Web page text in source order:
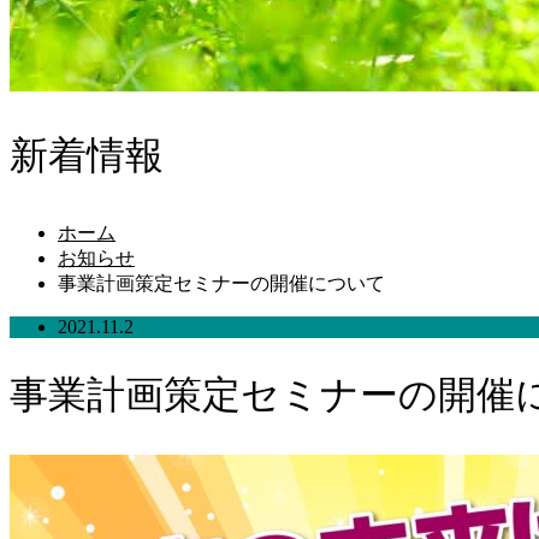
新着情報
ホーム
お知らせ
事業計画策定セミナーの開催について
2021.11.2
事業計画策定セミナーの開催